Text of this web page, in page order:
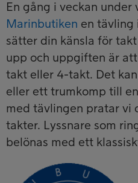
En gång i veckan under
Marinbutiken en tävling
sätter din känsla för
upp och uppgiften är
takt eller 4-takt. Det
eller ett trumkomp till
med tävlingen pratar vi
takter. Lyssnare som
belönas med ett